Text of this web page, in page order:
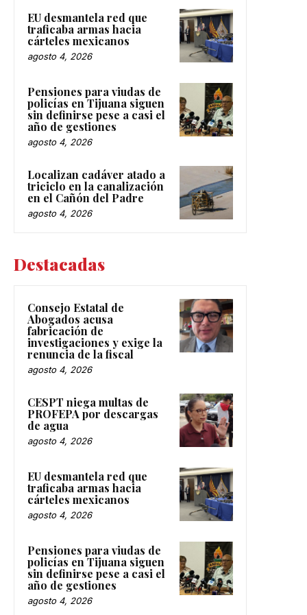
EU desmantela red que
traficaba armas hacia
cárteles mexicanos
agosto 4, 2026
Pensiones para viudas de
policías en Tijuana siguen
sin definirse pese a casi el
año de gestiones
agosto 4, 2026
Localizan cadáver atado a
triciclo en la canalización
en el Cañón del Padre
agosto 4, 2026
Destacadas
Consejo Estatal de
Abogados acusa
fabricación de
investigaciones y exige la
renuncia de la fiscal
agosto 4, 2026
CESPT niega multas de
PROFEPA por descargas
de agua
agosto 4, 2026
EU desmantela red que
traficaba armas hacia
cárteles mexicanos
agosto 4, 2026
Pensiones para viudas de
policías en Tijuana siguen
sin definirse pese a casi el
año de gestiones
agosto 4, 2026